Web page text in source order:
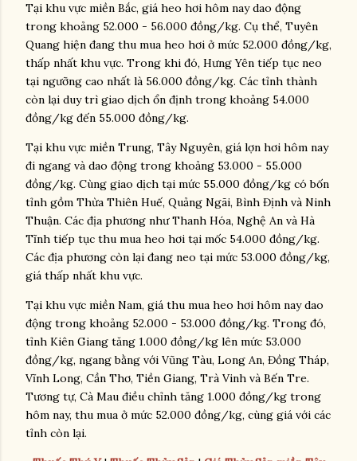
Tại khu vực miền Bắc, giá heo hơi hôm nay dao động
trong khoảng 52.000 - 56.000 đồng/kg. Cụ thể, Tuyên
Quang hiện đang thu mua heo hơi ở mức 52.000 đồng/kg,
thấp nhất khu vực. Trong khi đó, Hưng Yên tiếp tục neo
tại ngưỡng cao nhất là 56.000 đồng/kg. Các tỉnh thành
còn lại duy trì giao dịch ổn định trong khoảng 54.000
đồng/kg đến 55.000 đồng/kg.
Tại khu vực miền Trung, Tây Nguyên, giá lợn hơi hôm nay
đi ngang và dao động trong khoảng 53.000 - 55.000
đồng/kg. Cùng giao dịch tại mức 55.000 đồng/kg có bốn
tỉnh gồm Thừa Thiên Huế, Quảng Ngãi, Bình Định và Ninh
Thuận. Các địa phương như Thanh Hóa, Nghệ An và Hà
Tĩnh tiếp tục thu mua heo hơi tại mốc 54.000 đồng/kg.
Các địa phương còn lại đang neo tại mức 53.000 đồng/kg,
giá thấp nhất khu vực.
Tại khu vực miền Nam, giá thu mua heo hơi hôm nay dao
động trong khoảng 52.000 - 53.000 đồng/kg. Trong đó,
tỉnh Kiên Giang tăng 1.000 đồng/kg lên mức 53.000
đồng/kg, ngang bằng với Vũng Tàu, Long An, Đồng Tháp,
Vĩnh Long, Cần Thơ, Tiền Giang, Trà Vinh và Bến Tre.
Tương tự, Cà Mau điều chỉnh tăng 1.000 đồng/kg trong
hôm nay, thu mua ở mức 52.000 đồng/kg, cùng giá với các
tỉnh còn lại.